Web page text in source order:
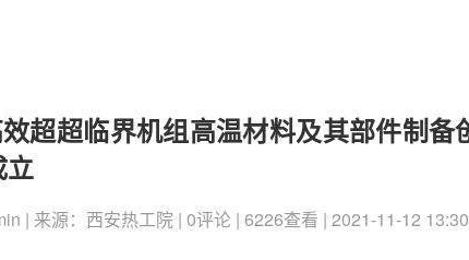
超超临界机组高温材料及其部件制备
立
| 来源：西安热工院 | 0评论 | 6226查看 | 2021-11-12